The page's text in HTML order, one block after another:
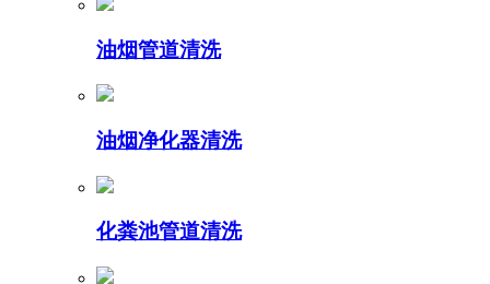
油烟管道清洗
油烟净化器清洗
化粪池管道清洗